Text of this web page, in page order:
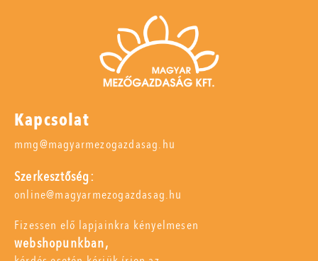
Kapcsolat
mmg@magyarmezogazdasag.hu
Szerkesztőség:
online@magyarmezogazdasag.hu
Fizessen elő lapjainkra kényelmesen
webshopunkban,